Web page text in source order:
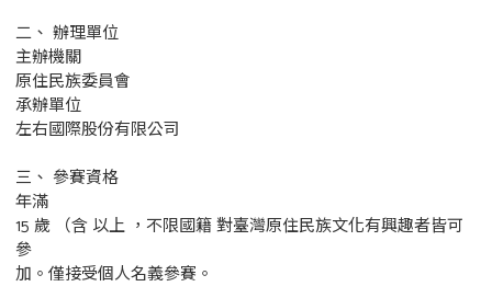
二、 辦理單位
主辦機關
原住民族委員會
承辦單位
左右國際股份有限公司
三、 參賽資格
年滿
15 歲 （含 以上 ，不限國籍 對臺灣原住民族文化有興趣者皆可
參
加。僅接受個人名義參賽。